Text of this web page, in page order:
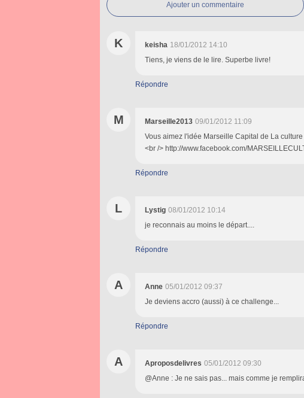
Ajouter un commentaire
K keisha 18/01/2012 14:10
Tiens, je viens de le lire. Superbe livre!
Répondre
M Marseille2013 09/01/2012 11:09
Vous aimez l'idée Marseille Capital de La
<br /> http://www.facebook.com/
Répondre
L Lystig 08/01/2012 10:14
je reconnais au moins le départ....
Répondre
A Anne 05/01/2012 09:37
Je deviens accro (aussi) à ce challenge...
Répondre
A Aproposdelivres 05/01/2012 09:30
@Anne : Je ne sais pas... mais comme je